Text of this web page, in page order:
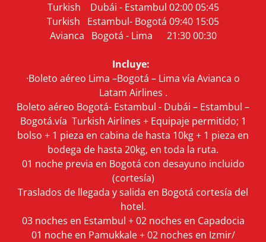
Turkish Dubái - Estambul 02:00 05:45
Turkish Estambul- Bogotá 09:40 15:05
Avianca Bogotá - Lima 21:30 00:30
Incluye:
·Boleto aéreo Lima –Bogotá – Lima vía Avianca o
Latam Airlines .
Boleto aéreo Bogotá- Estambul - Dubái – Estambul –
Bogotá.vía Turkish Airlines + Equipaje permitido; 1
bolso + 1 pieza en cabina de hasta 10kg + 1 pieza en
bodega de hasta 20kg, en toda la ruta.
01 noche previa en Bogotá con desayuno incluido
(cortesía)
Traslados de llegada y salida en Bogotá cortesía del
hotel.
03 noches en Estambul + 02 noches en Capadocia
01 noche en Pamukkale + 02 noches en Izmir/